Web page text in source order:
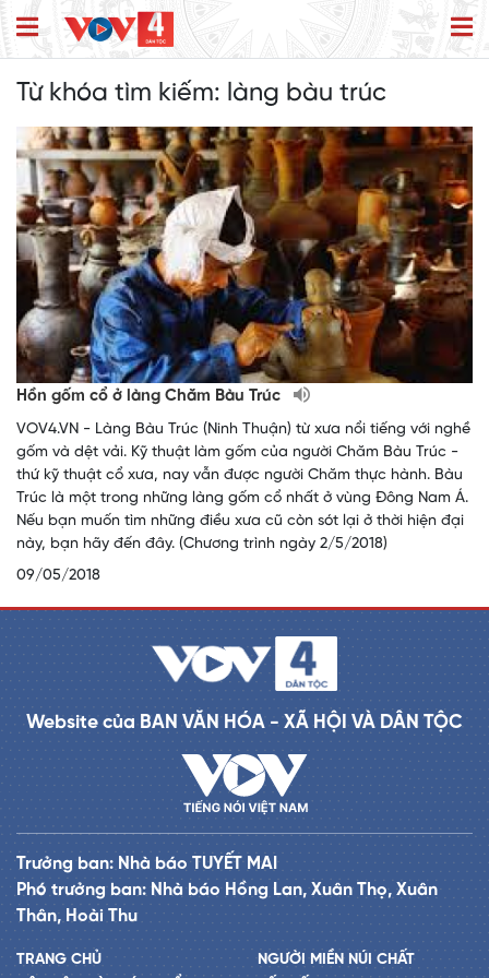
Từ khóa tìm kiếm: làng bàu trúc
Hồn gốm cổ ở làng Chăm Bàu Trúc
VOV4.VN - Làng Bàu Trúc (Ninh Thuận) từ xưa nổi tiếng với nghề
gốm và dệt vải. Kỹ thuật làm gốm của người Chăm Bàu Trúc -
thứ kỹ thuật cổ xưa, nay vẫn được người Chăm thực hành. Bàu
Trúc là một trong những làng gốm cổ nhất ở vùng Đông Nam Á.
Nếu bạn muốn tìm những điều xưa cũ còn sót lại ở thời hiện đại
này, bạn hãy đến đây. (Chương trình ngày 2/5/2018)
09/05/2018
Website của BAN VĂN HÓA - XÃ HỘI VÀ DÂN TỘC
Trưởng ban: Nhà báo TUYẾT MAI
Phó trưởng ban: Nhà báo Hồng Lan, Xuân Thọ, Xuân
Thân, Hoài Thu
TRANG CHỦ NGƯỜI MIỀN NÚI CHẤT